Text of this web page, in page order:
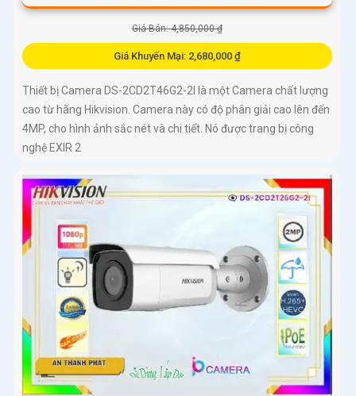
Giá Bán: 4,850,000 ₫
Giá Khuyến Mại: 2,680,000 ₫
Thiết bị Camera DS-2CD2T46G2-2I là một Camera chất lượng
cao từ hãng Hikvision. Camera này có độ phân giải cao lên đến
4MP, cho hình ảnh sắc nét và chi tiết. Nó được trang bị công
nghệ EXIR 2